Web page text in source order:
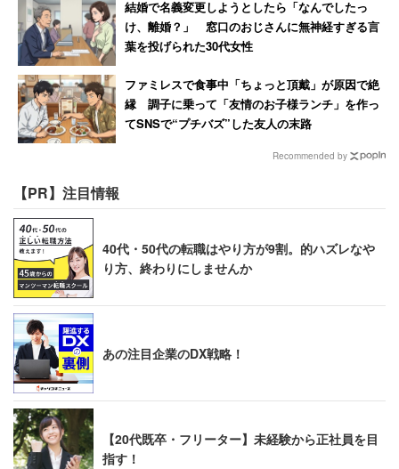
結婚で名義変更しようとしたら「なんでしたっ
け、離婚？」 窓口のおじさんに無神経すぎる言
葉を投げられた30代女性
ファミレスで食事中「ちょっと頂戴」が原因で絶
縁 調子に乗って「友情のお子様ランチ」を作っ
てSNSで“プチバズ”した友人の末路
Recommended by
【PR】注目情報
40代・50代の転職はやり方が9割。的ハズレなや
り方、終わりにしませんか
あの注目企業のDX戦略！
【20代既卒・フリーター】未経験から正社員を目
指す！